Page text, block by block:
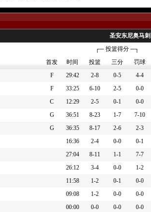
[马刺] 全场(60秒)暂停
[阿约-多苏穆] 罚球 2投2中
[达龙-福克斯] 个人犯规
[纳兹-里德] 投篮犯规
[阿约-多苏穆] 传球失误 ([迪伦-哈珀] 抢断)
[斯蒂芬-卡斯尔] 错失24英尺的三分跳投
[纳兹-里德] 投篮命中得2分
圣安东尼奥马刺
┌─ 投篮得分 ─┐
首发 时间 投篮 三分 罚球
F 29:42 2-8 0-5 4-4
F 33:25 6-10 2-5 0-0
C 12:29 2-5 0-1 0-0
G 36:51 8-23 1-7 7-10
G 36:35 8-17 2-6 2-3
16:36 2-4 0-0 0-1
27:04 8-11 1-1 7-7
26:12 3-4 0-0 1-2
11:58 1-2 0-1 0-0
09:08 1-2 0-0 0-0
00:00 0-0 0-0 0-0